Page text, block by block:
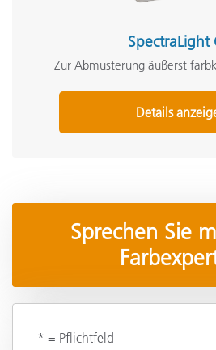
SpectraLight
Zur Abmusterung äußerst
Details
Sprechen Sie
* = Pflichtfeld